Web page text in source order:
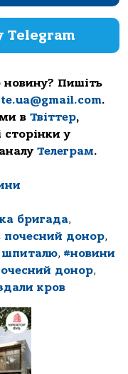
Telegram
Пишіть
.
в Твіттер,
сторінки у
Телеграм.
бригада,
донор,
шпиталю, #новини
донор,
кров